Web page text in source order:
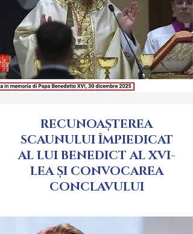
RECUNOAȘTEREA
SCAUNULUI ÎMPIEDICAT
AL LUI BENEDICT AL XVI-
LEA ȘI CONVOCAREA
CONCLAVULUI